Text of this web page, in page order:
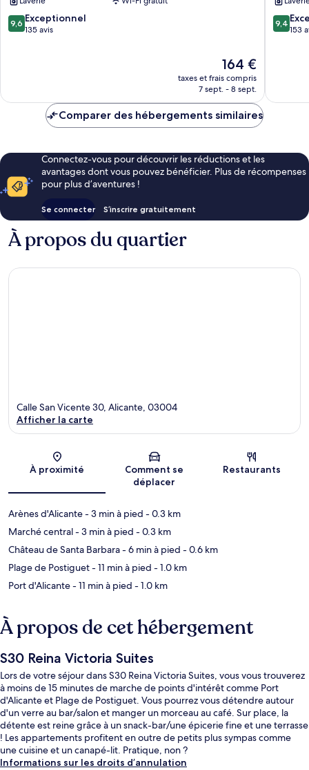
Centre-
ville
d’Alicante
9.6
sur
9,6 Exceptionnel
135 avis
Le
nouveau
prix
de
164 €
taxes et frais compris
7 sept. - 8 sept.
ville
9.4
sur
9,4
153
Comparer des hébergements similaires
Connectez-vous pour découvrir les réductions et les
avantages dont vous pouvez bénéficier. Plus de récompenses
pour plus d’aventures !
Se connecter S’inscrire gratuitement
À propos du quartier
Carte
Calle San Vicente 30, Alicante, 03004
Afficher la carte
À proximité
Comment se
déplacer
Restaurants
Arènes d'Alicante- 3 min à pied - 0.3 km
Marché central- 3 min à pied - 0.3 km
Château de Santa Barbara- 6 min à pied - 0.6 km
Plage de Postiguet- 11 min à pied - 1.0 km
Port d'Alicante- 11 min à pied - 1.0 km
À propos de cet hébergement
S30 Reina Victoria Suites
Lors de votre séjour dans S30 Reina Victoria Suites, vous vous trouverez
à moins de 15 minutes de marche de points d'intérêt comme Port
d'Alicante et Plage de Postiguet. Vous pourrez vous détendre autour
d'un verre au bar/salon et manger un morceau au café. Sur place, la
détente est reine grâce à un snack-bar/une épicerie fine et une terrasse
! Les appartements profitent en outre de petits plus sympas comme
une cuisine et un canapé-lit. Pratique, non ?
Informations sur les droits d’annulation